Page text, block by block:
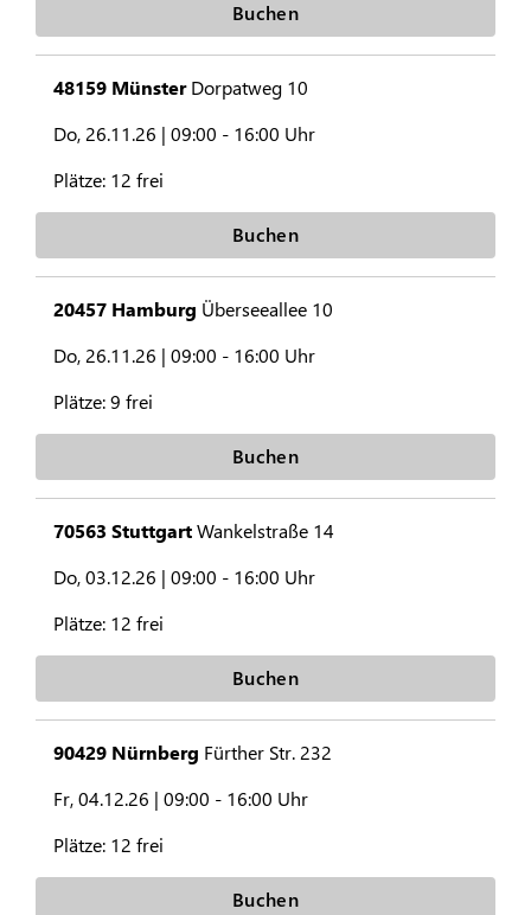
Buchen
48159 MünsterDorpatweg 10
Do, 26.11.26 | 09:00 - 16:00 Uhr
Plätze: 12 frei
Buchen
20457 Hamburg Überseeallee 10
Do, 26.11.26 | 09:00 - 16:00 Uhr
Plätze:9 frei
Buchen
70563 StuttgartWankelstraße 14
Do, 03.12.26 | 09:00 - 16:00 Uhr
Plätze: 12 frei
Buchen
90429 Nürnberg Fürther Str. 232
Fr, 04.12.26 | 09:00 - 16:00 Uhr
Plätze: 12 frei
Buchen